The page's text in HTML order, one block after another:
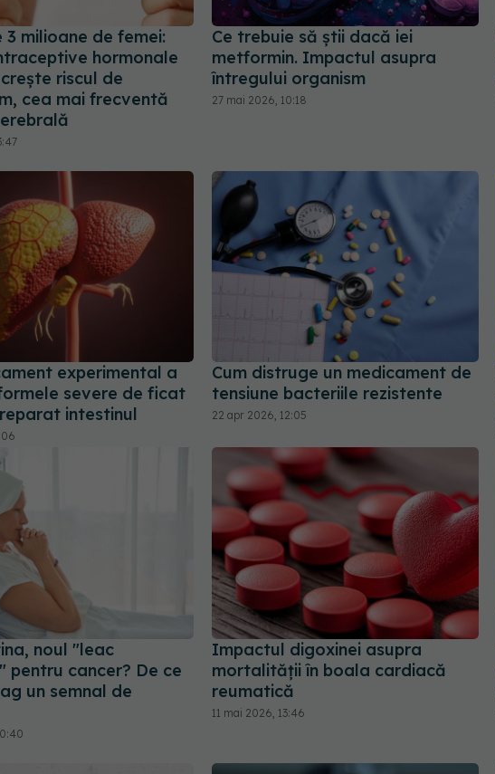
3 milioane de femei:
hormonale
riscul de
cea mai frecventă
Ce trebuie să știi dacă iei
metformin. Impactul asupra
întregului organism
27 mai 2026, 10:18
experimental a
severe de ficat
intestinul
Cum distruge un medicament de
tensiune bacteriile rezistente
22 apr 2026, 12:05
noul "leac
pentru cancer? De ce
un semnal de
Impactul digoxinei asupra
mortalității în boala cardiacă
reumatică
11 mai 2026, 13:46